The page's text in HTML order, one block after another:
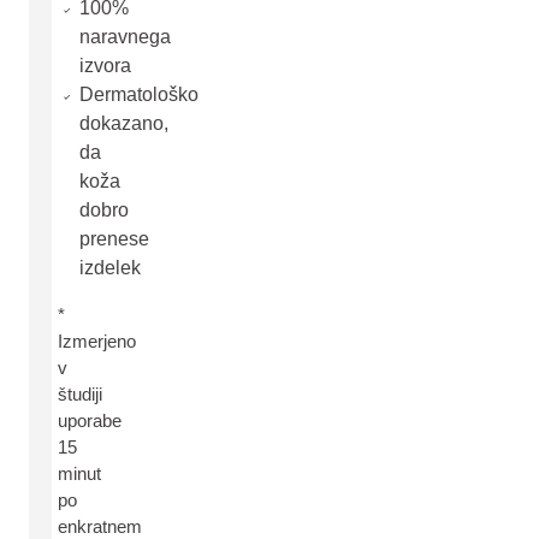
100%
naravnega
izvora
Dermatološko
dokazano,
da
koža
dobro
prenese
izdelek
*
Izmerjeno
v
študiji
uporabe
15
minut
po
enkratnem